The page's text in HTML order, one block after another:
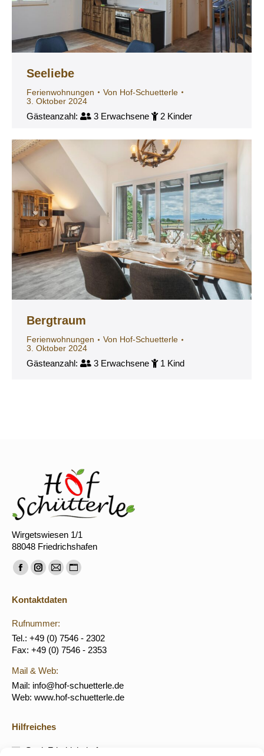
Seeliebe
Ferienwohnungen Von Hof-Schuetterle
3. Oktober 2024
Gästeanzahl: 3 Erwachsene 2 Kinder
Bergtraum
Ferienwohnungen Von Hof-Schuetterle
3. Oktober 2024
Gästeanzahl: 3 Erwachsene 1 Kind
Wirgetswiesen 1/1
88048 Friedrichshafen
Finden Sie uns auf:
Facebook
opens
in
new
window
Instagram
opens
in
new
window
E-
page
opens
in
new
Website
new
window
Kontaktdaten
Rufnummer:
Tel.: +49 (0) 7546 - 2302
Fax: +49 (0) 7546 - 2353
Mail & Web:
Mail: info@hof-schuetterle.de
Web: www.hof-schuetterle.de
Hilfreiches
Stadt Friedrichshafen